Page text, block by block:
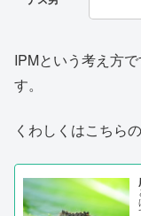
IPMという考え方
す。
くわしくはこちら